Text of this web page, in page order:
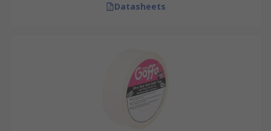
Datasheets